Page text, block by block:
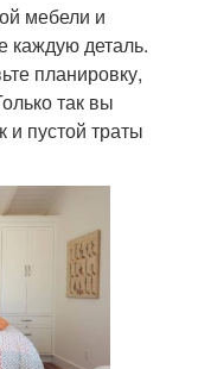
мебели и
каждую деталь.
планировку,
так вы
и пустой траты